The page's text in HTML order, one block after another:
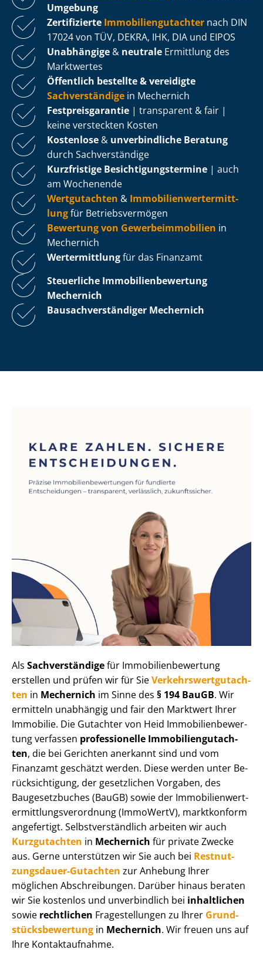
Umgebung
Zertifizierte Im­mo­bi­li­en­gut­ach­ter nach DIN
17024 von TÜV, DEKRA, IHK, DIA und EIPOS
Unabhängige & neutrale Ermittlung des
Marktwertes
Öffentlich bestellte & vereidigte
Sachverständige in Mechernich
Fest­preis­ga­ran­tie | transparent & fair |
keine versteckten Kosten
Kostenlose & unverbindliche Beratung
durch Sachverständige
Kurzfristige Be­sich­ti­gungs­ter­mi­ne | auch
am Wochenende
Wertgutachten & Im­mo­bi­li­en­wert­ermitt­
lungfür Be­triebs­ver­mö­gen
Bewertung von Ge­wer­be­im­mo­bi­li­en in
Mechernich
Wertermittlungfür das Finanzamt
Steuerliche Im­mo­bi­li­en­be­wer­tung
Mechernich
Bau­sach­ver­stän­di­ger Mechernich
Als Sachverständigefür Im­mo­bi­li­en­be­wer­tung
erstellen und prüfen wir für SieVer­kehrs­wert­gut­ach­
ten in Mechernich im Sinne des § 194 BauGB. Wir
ermitteln unabhängig und fair den Marktwert Ihrer
Immobilie. Die Gutachter von Heid Im­mo­bi­li­en­be­wer­
tung verfassen professionelle Im­mo­bi­li­en­gut­ach­
ten, die bei Gerichten anerkannt sind und vom
Finanzamt geschätzt werden. Diese werden unter Be­
rück­sich­ti­gung, der gesetzlichen Vorgaben, des
Baugesetzbuches (BauGB) sowie der Im­mo­bi­li­en­wert­
ermitt­lungs­ver­ord­nung (ImmoWertV), marktkonform
angefertigt. Selbst­ver­ständ­lich arbeiten wir auch
Kurzgutachten in Mechernich für private Zwecke
aus. Gerne unterstützen wir Sie auch bei Rest­nut­
zungs­dau­er-Gutachten zur Anhebung Ihrer
möglichen Abschreibungen. Darüber hinaus beraten
wir Sie kostenlos und unverbindlich bei inhaltlichen
sowie rechtlichen Fragestellungen zu Ihrer Grund­
stücks­be­wer­tung in Mechernich. Wir freuen uns auf
Ihre Kontaktaufnahme.